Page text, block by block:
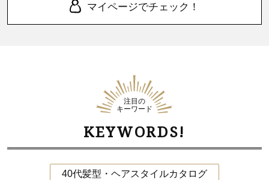
マイページでチェック！
注目の
キーワード
KEYWORDS!
40代髪型・ヘアスタイルカタログ